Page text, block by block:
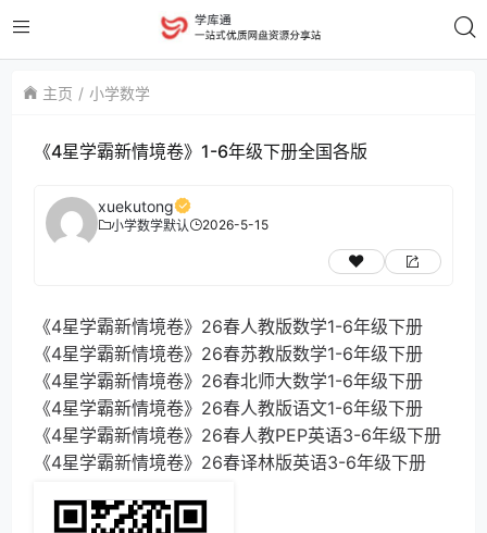
主页 小学数学
《4星学霸新情境卷》1-6年级下册全国各版
xuekutong
小学数学默认 2026-5-15
《4星学霸新情境卷》26春人教版数学1-6年级下册
《4星学霸新情境卷》26春苏教版数学1-6年级下册
《4星学霸新情境卷》26春北师大数学1-6年级下册
《4星学霸新情境卷》26春人教版语文1-6年级下册
《4星学霸新情境卷》26春人教PEP英语3-6年级下册
《4星学霸新情境卷》26春译林版英语3-6年级下册